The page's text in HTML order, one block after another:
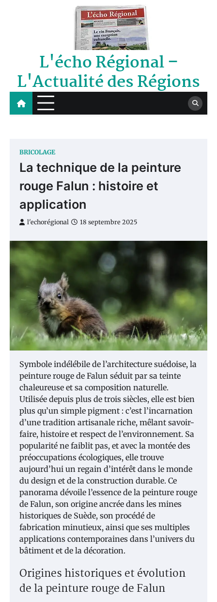
L'écho Régional –
L'Actualité des Régions
BRICOLAGE
La technique de la peinture
rouge Falun : histoire et
application
l'echorégional 18 septembre 2025
Symbole indélébile de l’architecture suédoise, la
peinture rouge de Falun séduit par sa teinte
chaleureuse et sa composition naturelle.
Utilisée depuis plus de trois siècles, elle est bien
plus qu’un simple pigment : c’est l’incarnation
d’une tradition artisanale riche, mêlant savoir-
faire, histoire et respect de l’environnement. Sa
popularité ne faiblit pas, et avec la montée des
préoccupations écologiques, elle trouve
aujourd’hui un regain d’intérêt dans le monde
du design et de la construction durable. Ce
panorama dévoile l’essence de la peinture rouge
de Falun, son origine ancrée dans les mines
historiques de Suède, son procédé de
fabrication minutieux, ainsi que ses multiples
applications contemporaines dans l’univers du
bâtiment et de la décoration.
Origines historiques et évolution
de la peinture rouge de Falun